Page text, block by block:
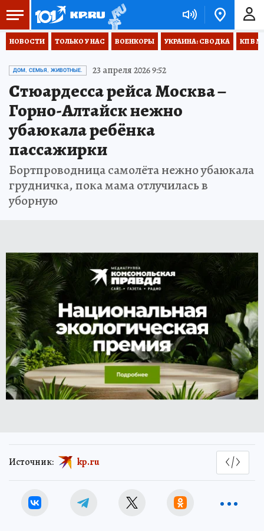
НОВОСТИ ТОЛЬКО У НАС ВОЕНКОРЫ УКРАИНА: СВОДКА КП В
ДОМ, СЕМЬЯ, ЖИВОТНЫЕ. 23 апреля 2026 9:52
Стюардесса рейса Москва –
Горно-Алтайск нежно
убаюкала ребёнка
пассажирки
Бортпроводница самолёта нежно убаюкала
грудничка, пока мама отлучилась в
уборную
Источник: kp.ru